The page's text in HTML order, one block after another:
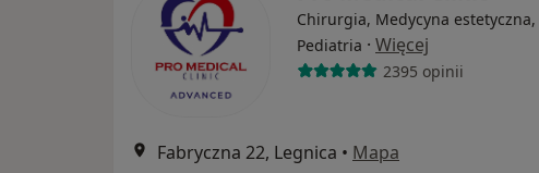
Chirurgia, Medycyna estetyczna,
Pediatria · Więcej
2395 opinii
Fabryczna 22, Legnica • Mapa